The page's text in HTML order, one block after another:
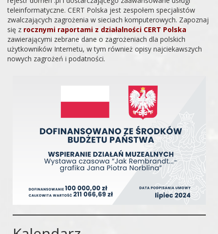
teleinformatyczne. CERT Polska jest zespołem specjalistów
zwalczających zagrożenia w sieciach komputerowych. Zapoznaj
się z rocznymi raportami z działalności CERT Polska
zawierającymi zebrane dane o zagrożeniach dla polskich
użytkowników Internetu, w tym również opisy najciekawszych
nowych zagrożeń i podatności.